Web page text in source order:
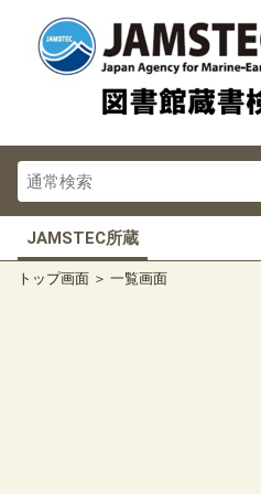
JAMSTEC所蔵
トップ画面 一覧画面